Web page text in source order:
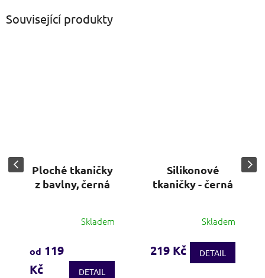
Související produkty
Ploché tkaničky
z bavlny, černá
produktu
je
3,6
Skladem
od 119
Kč
DETAIL
Silikonové
tkaničky - černá
produktu
je
Skladem
219 Kč DETAIL